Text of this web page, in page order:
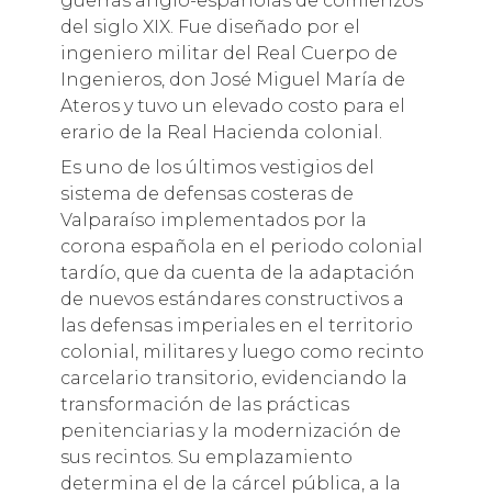
del siglo XIX. Fue diseñado por el
ingeniero militar del Real Cuerpo de
Ingenieros, don José Miguel María de
Ateros y tuvo un elevado costo para el
erario de la Real Hacienda colonial.
Es uno de los últimos vestigios del
sistema de defensas costeras de
Valparaíso implementados por la
corona española en el periodo colonial
tardío, que da cuenta de la adaptación
de nuevos estándares constructivos a
las defensas imperiales en el territorio
colonial, militares y luego como recinto
carcelario transitorio, evidenciando la
transformación de las prácticas
penitenciarias y la modernización de
sus recintos. Su emplazamiento
determina el de la cárcel pública, a la